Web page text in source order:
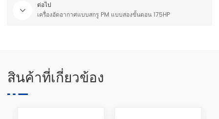
ต่อไป
เครื่องอัดอากาศแบบสกรู PM แบบสองขั้นตอน 175HP
สินค้าที่เกี่ยวข้อง